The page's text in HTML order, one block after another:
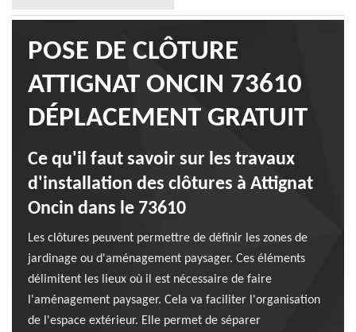
POSE DE CLÔTURE
ATTIGNAT ONCIN 73610
DÉPLACEMENT GRATUIT
Ce qu'il faut savoir sur les travaux
d'installation des clôtures à Attignat
Oncin dans le 73610
Les clôtures peuvent permettre de définir les zones de
jardinage ou d'aménagement paysager. Ces éléments
délimitent les lieux où il est nécessaire de faire
l'aménagement paysager. Cela va faciliter l'organisation
de l'espace extérieur. Elle permet de séparer